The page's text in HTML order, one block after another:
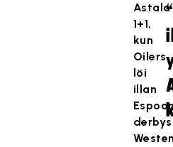
Astala
1+1,
kun
Oilers
löi
illan